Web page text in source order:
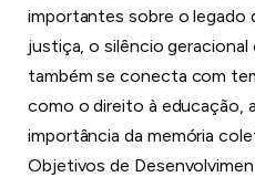
importantes sobre o legado
justiça, o silêncio geracional
também se conecta com
como o direito à educação,
importância da memória
Objetivos de